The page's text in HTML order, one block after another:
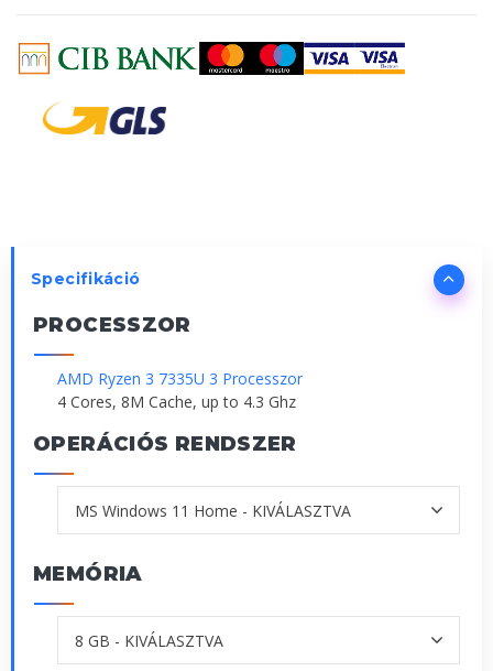
Specifikáció
PROCESSZOR
AMD Ryzen 3 7335U 3 Processzor
4 Cores, 8M Cache, up to 4.3 Ghz
OPERÁCIÓS RENDSZER
MEMÓRIA